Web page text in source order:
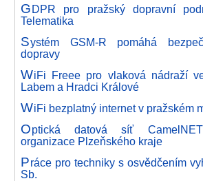
GDPR pro pražský dopravní
Telematika
Systém GSM-R pomáhá
dopravy
WiFi Freee pro vlaková nádraží
Labem a Hradci Králové
WiFi bezplatný internet v pražském
Optická datová síť
organizace Plzeňského kraje
Práce pro techniky s osvědčením
Sb.